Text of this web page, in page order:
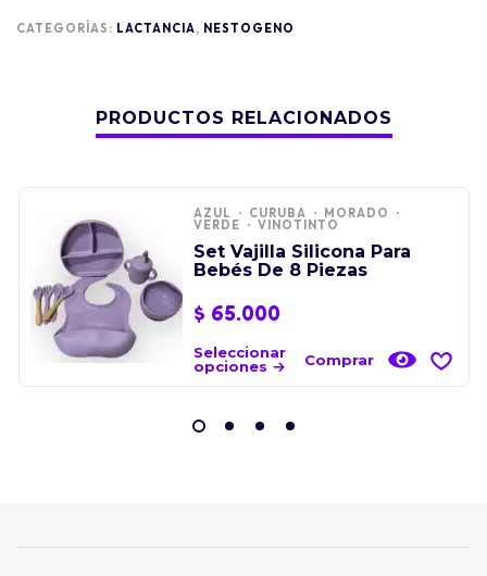
CATEGORÍAS: LACTANCIA, NESTOGENO
PRODUCTOS RELACIONADOS
AZUL CURUBA MORADO
VERDE VINOTINTO
Set Vajilla Silicona Para
Bebés De 8 Piezas
$ 65.000
Seleccionar
opciones
Comprar